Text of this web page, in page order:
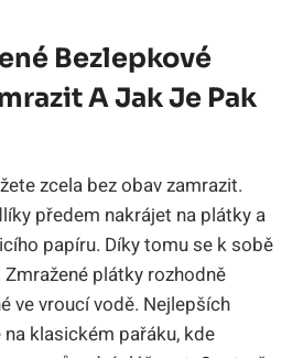
Bezlepkové
A Jak Je Pak
zcela bez obav zamrazit.
předem nakrájet na plátky a
papíru. Díky tomu se k sobě
plátky rozhodně
ve vroucí vodě. Nejlepších
klasickém pařáku, kde